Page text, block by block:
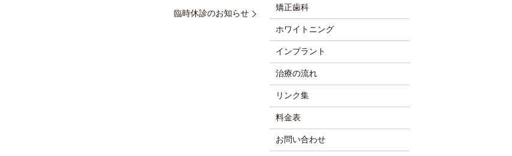
臨時休診のお知らせ
矯正歯科
ホワイトニング
インプラント
治療の流れ
リンク集
料金表
お問い合わせ